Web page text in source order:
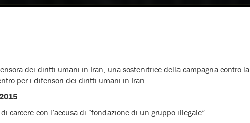
dei diritti umani in Iran, una sostenitrice della campagna contro la
per i difensori dei diritti umani in Iran.
.
carcere con l’accusa di “fondazione di un gruppo illegale”.